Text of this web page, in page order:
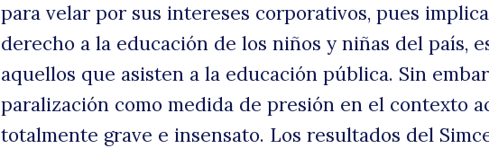
para velar por sus intereses corporativos, pues
derecho a la educación de los niños y niñas del país,
aquellos que asisten a la educación pública. Sin
paralización como medida de presión en el contexto
totalmente grave e insensato. Los resultados del